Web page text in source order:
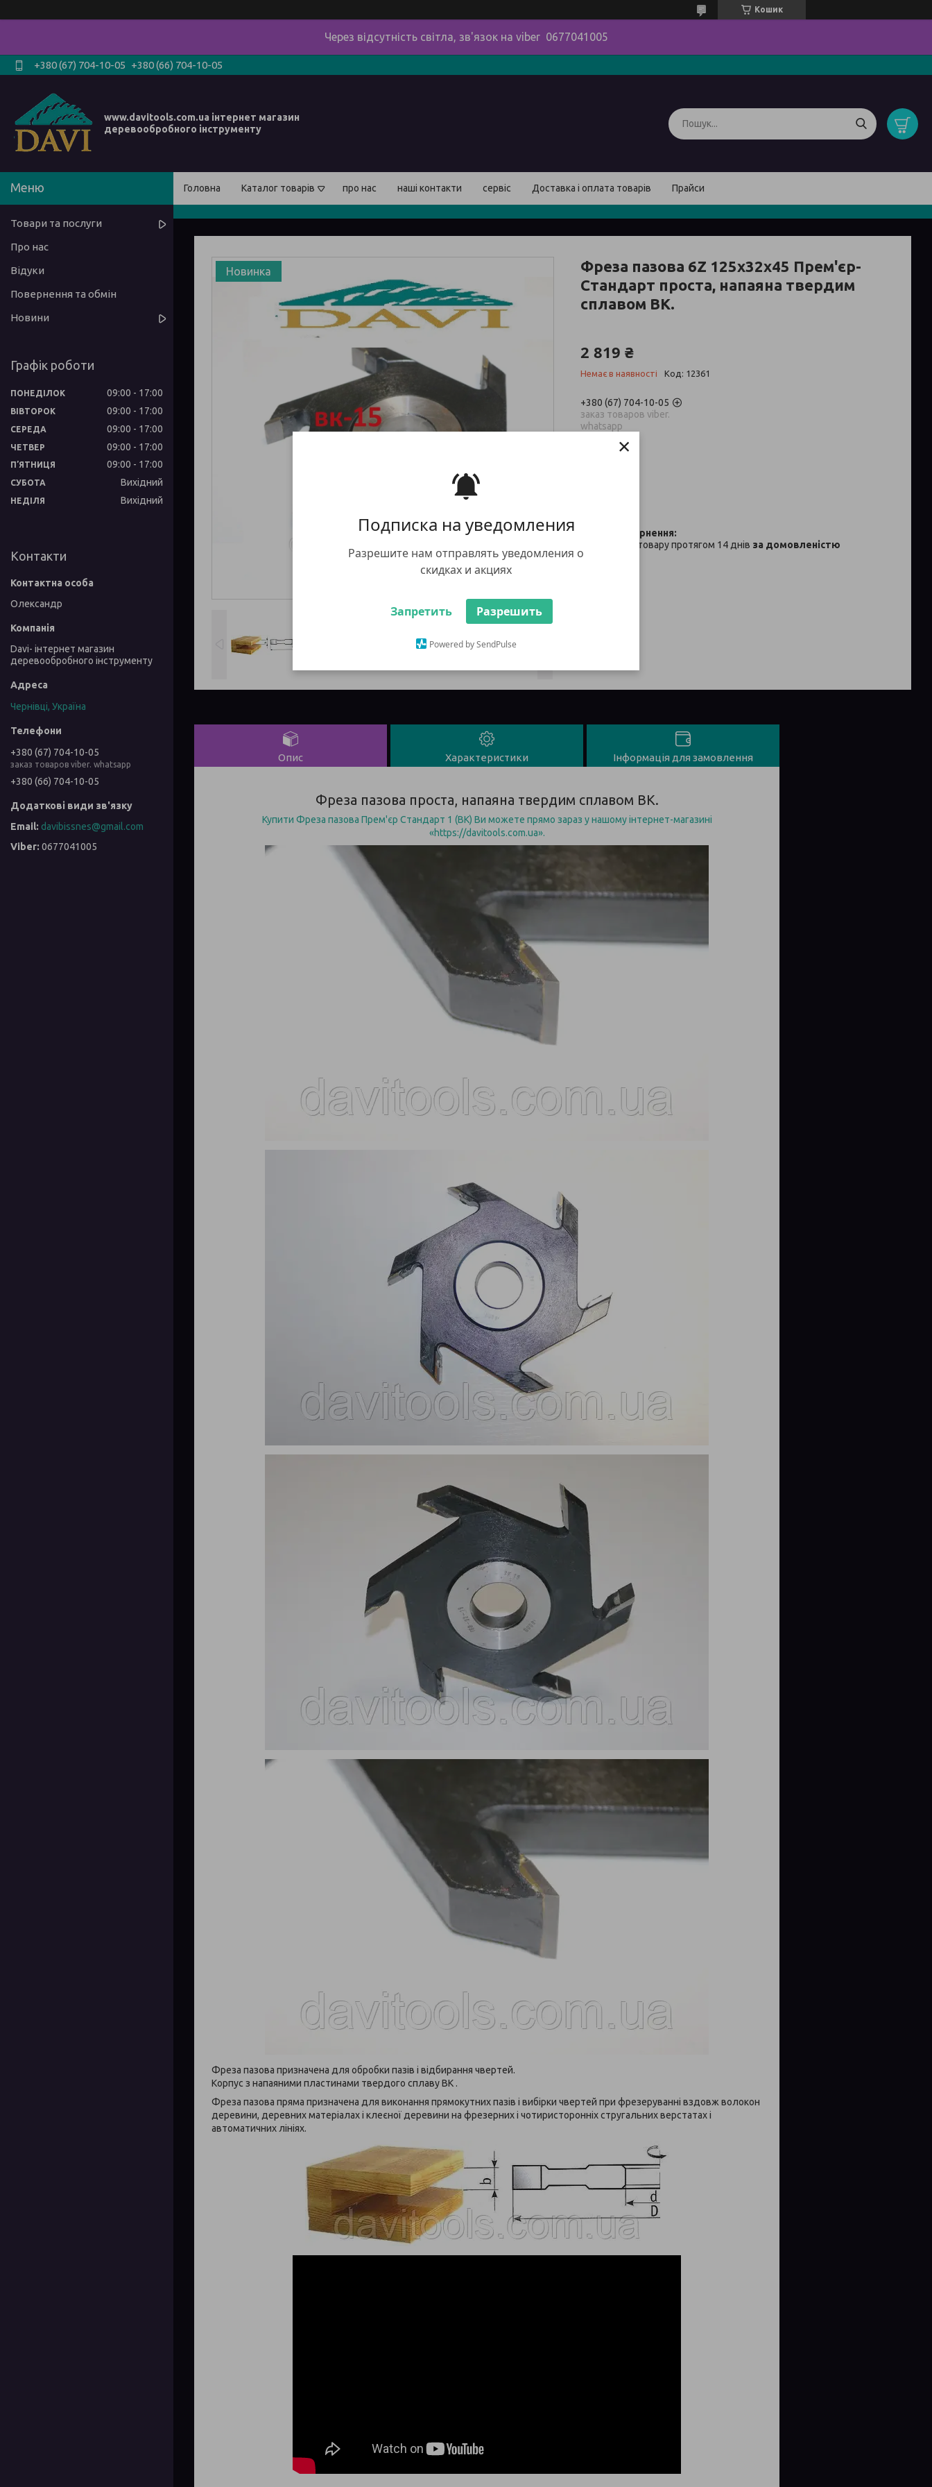
Подписка на уведомления
Разрешите нам отправлять уведомления о
скидках и акциях
Запретить Разрешить
Powered by SendPulse
×
Кошик
Через відсутність світла, зв'язок на viber 0677041005
+380 (67) 704-10-05 +380 (66) 704-10-05
www.davitools.com.ua інтернет магазин
деревообробного інструменту
Головна Каталог товарів про нас наші контакти сервіс Доставка і оплата товарів Прайси
Новинка
Фреза пазова 6Z 125х32х45 Прем'єр-
Стандарт проста, напаяна твердим
сплавом ВК.
2 819 ₴
Немає в наявності Код: 12361
+380 (67) 704-10-05
заказ товаров viber.
whatsapp
повернення товару протягом 14 днів за домовленістю
Опис Характеристики Інформація для замовлення
Фреза пазова проста, напаяна твердим сплавом ВК.
Купити Фреза пазова Прем'єр Стандарт 1 (ВК) Ви можете прямо зараз у нашому інтернет-магазині
«https://davitools.com.ua».
Фреза пазова призначена для обробки пазів і відбирання чвертей.
Корпус з напаяними пластинами твердого сплаву ВК .
Фреза пазова пряма призначена для виконання прямокутних пазів і вибірки чвертей при фрезеруванні вздовж волокон
деревини, деревних матеріалах і клеєної деревини на фрезерних і чотиристоронніх стругальних верстатах і
автоматичних лініях.
Товари та послуги
Про нас
Відуки
Повернення та обмін
Новини
Графік роботи
ПОНЕДІЛОК 09:00 17:00
ВІВТОРОК 09:00 17:00
СЕРЕДА 09:00 17:00
ЧЕТВЕР 09:00 17:00
ПʼЯТНИЦЯ 09:00 17:00
СУБОТА Вихідний
НЕДІЛЯ Вихідний
Контакти
Олександр
Davi- інтернет магазин
деревообробного інструменту
Чернівці, Україна
+380 (67) 704-10-05
заказ товаров viber. whatsapp
+380 (66) 704-10-05
davibissnes@gmail.com
0677041005